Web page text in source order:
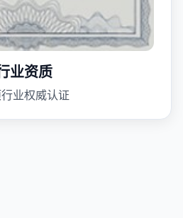
业资质
业权威认证